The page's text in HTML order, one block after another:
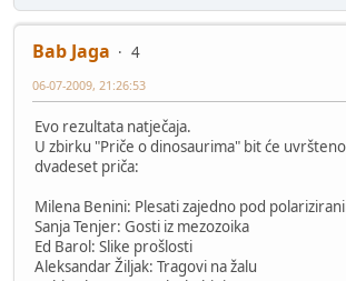
Bab Jaga
4
06-07-2009, 21:26:53
Evo rezultata natječaja.
U zbirku "Priče o dinosaurima" bit će
dvadeset priča:
Milena Benini: Plesati zajedno pod
Sanja Tenjer: Gosti iz mezozoika
Ed Barol: Slike prošlosti
Aleksandar Žiljak: Tragovi na žalu